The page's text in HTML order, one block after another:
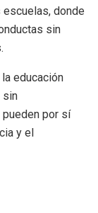
donde
sin
educación
sin
pueden por sí
y el